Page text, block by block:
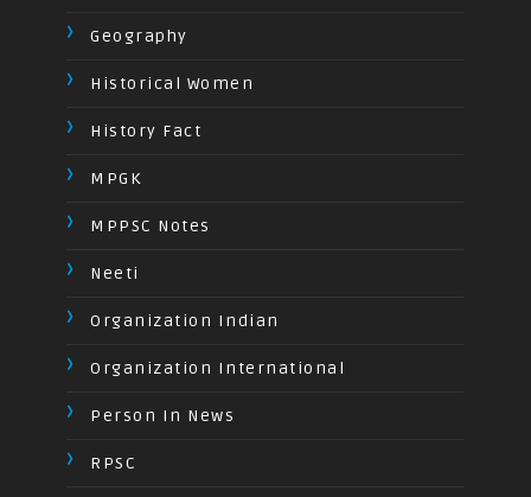
Geography
Historical Women
History Fact
MPGK
MPPSC Notes
Neeti
Organization Indian
Organization International
Person In News
RPSC